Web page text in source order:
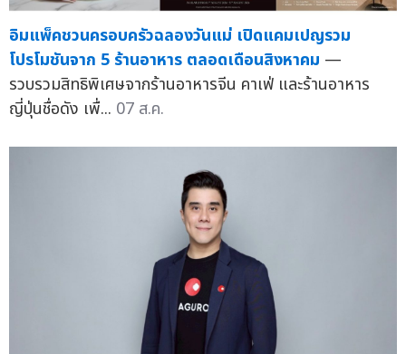
อิมแพ็คชวนครอบครัวฉลองวันแม่ เปิดแคมเปญรวม
โปรโมชันจาก 5 ร้านอาหาร ตลอดเดือนสิงหาคม —
รวบรวมสิทธิพิเศษจากร้านอาหารจีน คาเฟ่ และร้านอาหาร
ญี่ปุ่นชื่อดัง เพื่... 07 ส.ค.